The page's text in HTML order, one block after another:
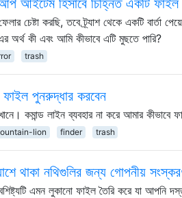
চেষ্টা করছি, তবে ট্র্যাশ থেকে একটি বার্তা
অর্থ কী এবং আমি কীভাবে এটি মুছতে পারি?
trash
ফাইল পুনরুদ্ধার করবেন
কমান্ড লাইন ব্যবহার না করে আমার
lion finder trash
থাকা নথিগুলির জন্য গোপনীয়
এমন লুকানো ফাইল তৈরি করে যা আপনি